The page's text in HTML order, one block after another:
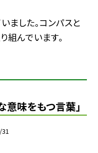
ました。コンパスと
組んでいます。
意味をもつ言葉」